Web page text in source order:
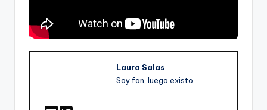
Laura Salas
Soy fan, luego existo